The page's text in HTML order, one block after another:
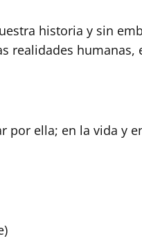
historia y sin
realidades humanas,
por ella; en la vida y